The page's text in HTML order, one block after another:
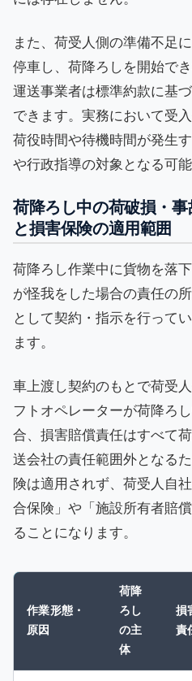
また、荷受人側の準備不足
停車し、荷降ろしを開始で
運送事業者は標準約款に基
できます。実務において受
荷役時間や待機時間が発生
や行政指導の対象となる可能
荷降ろし中の荷破損・
と損害保険の適用範囲
荷降ろし作業中に貨物を落
が怪我をした場合の責任の
として契約・指示を行って
ます。
車上渡し契約のもとで荷受
フトオペレーターが荷降ろ
合、損害賠償責任はすべて
送会社の責任範囲外となる
険は適用されず、荷受人自
合保険」や「施設所有者賠
ることになります。
作業形態・
原因
荷降
ろし
の主
体
損
責